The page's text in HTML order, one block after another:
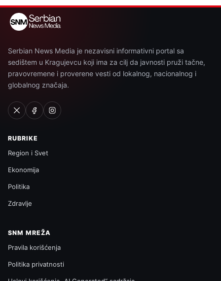
Serbian News Media je nezavisni informativni portal sa
sedištem u Kragujevcu koji ima za cilj da javnosti pruži tačne,
pravovremene i proverene vesti od lokalnog, nacionalnog i
globalnog značaja.
RUBRIKE
Region i Svet
Ekonomija
Politika
Zdravlje
SNM MREŽA
Pravila korišćenja
Politika privatnosti